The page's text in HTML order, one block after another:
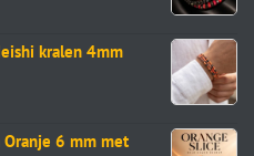
kralen 4mm
6 mm met